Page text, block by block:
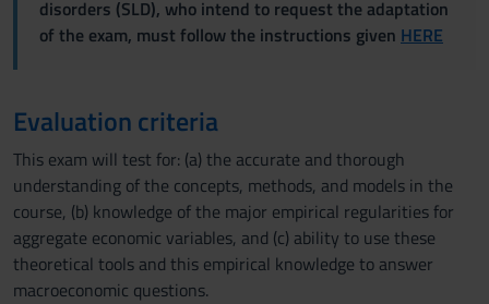
disorders (SLD), who intend to request the adaptation
of the exam, must follow the instructions given HERE
Evaluation criteria
This exam will test for: (a) the accurate and thorough
understanding of the concepts, methods, and models in the
course, (b) knowledge of the major empirical regularities for
aggregate economic variables, and (c) ability to use these
theoretical tools and this empirical knowledge to answer
macroeconomic questions.